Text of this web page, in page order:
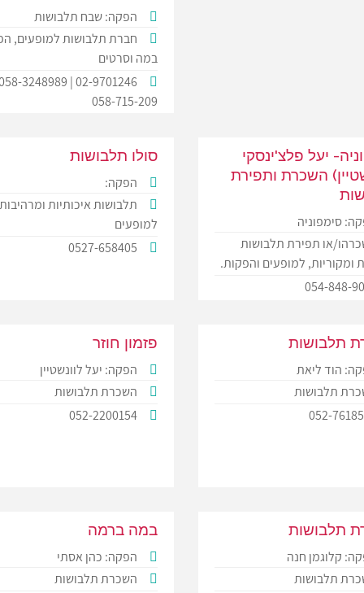
הפקה: שבח תלבושות
חברת תלבושות למופעים,
במה וסרטים
058-715-209
יעל פלצ'ינסקי
השכרת ותפירת
סימפוניה
או תפירת תלבושות
ומקוריות, למופעים והפקות.
054-848-
סולו תלבושות
הפקה:
תלבושות איכותיות ומרהיבות
למופעים
0527-658405
תלבושות
הוד ליאת
תלבושות
052-
פזמון חוזר
הפקה: יעל לוונשטיין
השכרת תלבושות
052-2200154
תלבושות
קלוגמן חנה
תלבושות
במה ברמה
הפקה: כהן אסתי
השכרת תלבושות